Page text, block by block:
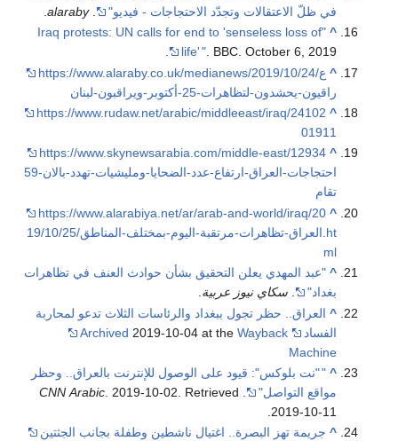
في ظلّ الاعتقالات وتجدّد الاحتجاجات - فيديو"
.
alaraby
.
^
"Iraq protests: UN calls for end to 'senseless loss of
life' ". BBC. October 6, 2019.
^
https://www.alaraby.co.uk/medianews/2019/10/24/ع
راقيون-يحشدون-لتظاهرات-25-أكتوبر-ويراقبون-لبنان
^
https://www.rudaw.net/arabic/middleeast/iraq/24102
01911
^
https://www.skynewsarabia.com/middle-east/12934
59-احتجاجات-العراق-ارتفاع-عدد-الضحايا-ومليشيات-تهدد-بالان
تقام
^
https://www.alarabiya.net/ar/arab-and-world/iraq/20
19/10/25/العراق-تظاهرات-مرتقبة-اليوم-بمختلف-المناطق.ht
ml
^ "عبد المهدي يعلن التحقيق بشأن حوادث العنف في تظاهرات
بغداد"
سكاي نيوز عربية
^ العراق.. حظر تجول ببغداد والرئاسات الثلاث تدعو لمحاربة
الفساد
Archived 2019-10-04 at theWayback
Machine
^
""نت بلوكس": قيود على الوصول للإنترنت بالعراق.. وحظر
مواقع التواصل"
CNN Arabic . 2019-10-02 . Retrieved
2019-10-11
^ جريمة تهز البصرة.. اغتيال ناشطين وطفلة بجانب الجثتين